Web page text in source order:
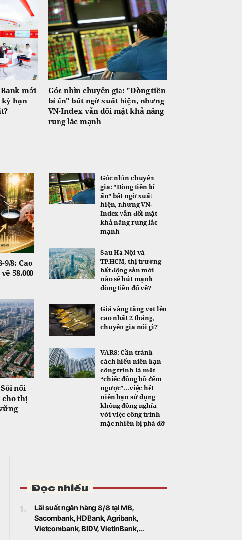
mới
kỳ hạn
Góc nhìn chuyên gia: "Dòng tiền
bí ẩn" bất ngờ xuất hiện, nhưng
VN-Index vẫn đối mặt khả năng
rung lắc mạnh
9/8: Cao
58.000
nổi
cho thị
Góc nhìn chuyên
gia: "Dòng tiền bí
ẩn" bất ngờ xuất
hiện, nhưng VN-
Index vẫn đối mặt
khả năng rung lắc
mạnh
Sau Hà Nội và
TP.HCM, thị trường
bất động sản mới
nào sẽ hút mạnh
dòng tiền đổ về?
Giá vàng tăng vọt lên
cao nhất 2 tháng,
chuyên gia nói gì?
VARS: Cần tránh
cách hiểu niên hạn
công trình là một
“chiếc đồng hồ đếm
ngược”...việc hết
niên hạn sử dụng
không đồng nghĩa
với việc công trình
mặc nhiên bị phá dỡ
Đọc nhiều
1.
Lãi suất ngân hàng 8/8 tại MB,
Sacombank, HDBank, Agribank,
Vietcombank, BIDV, VietinBank,...